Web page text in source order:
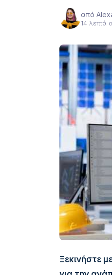
από
14 λεπτά
Ξεκινήστε